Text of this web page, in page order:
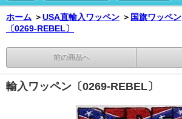
ホーム ＞USA直輸入ワッペン ＞ 国旗ワッペン
〔0269-REBEL〕
前の商品へ
輸入ワッペン〔0269-REBEL〕